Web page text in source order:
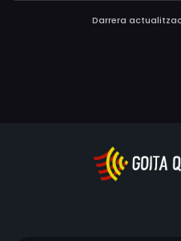
Darrera